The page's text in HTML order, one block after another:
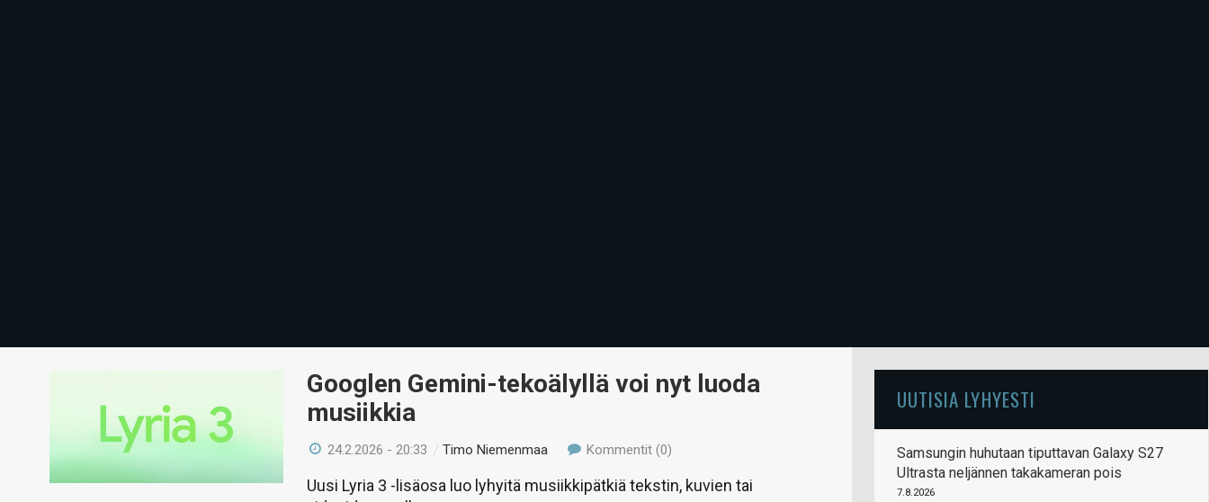
Googlen Gemini-tekoälyllä voi nyt luoda
musiikkia
24.2.2026 - 20:33 /Timo Niemenmaa Kommentit (0)
Uusi Lyria 3 -lisäosa luo lyhyitä musiikkipätkiä tekstin, kuvien tai
UUTISIA LYHYESTI
Samsungin huhutaan tiputtavan Galaxy S27
Ultrasta neljännen takakameran pois
7.8.2026